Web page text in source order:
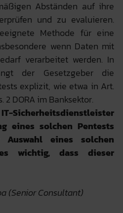
Abständen auf ihre
und zu evaluieren.
Methode für eine
wenn Daten mit
verarbeitet werden. In
der Gesetzgeber die
explizit, wie etwa in Art.
2 DORA im Banksektor.
Sicherheitsdienstleister
eines solchen Pentests
eines solchen
wichtig, dass dieser
(Senior Consultant)